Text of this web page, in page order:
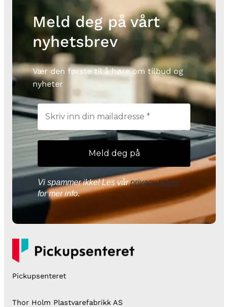
Meld deg på vårt
nyhetsbrev
Vær den første til å høre om tilbud og
nyheter
Vi spammer ikke! Les vårprivacy policy
for mer info.
Pickupsenteret
Thor Holm Plastvarefabrikk AS